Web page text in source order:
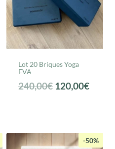
Lot 20 Briques Yoga
EVA
240,00€ Le
240,00€.
120,00€Le
-50%